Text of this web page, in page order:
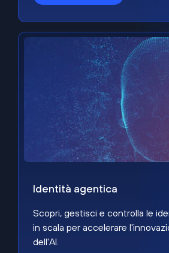
Identità agentica
Scopri, gestisci e controlla le
in scala per accelerare
dell'AI.